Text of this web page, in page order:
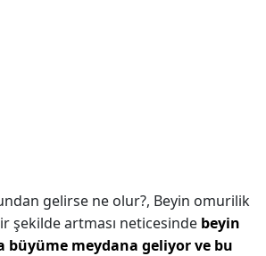
gelirse ne olur?, Beyin omurilik
şekilde artması neticesinde beyin
büyüme meydana geliyor ve bu